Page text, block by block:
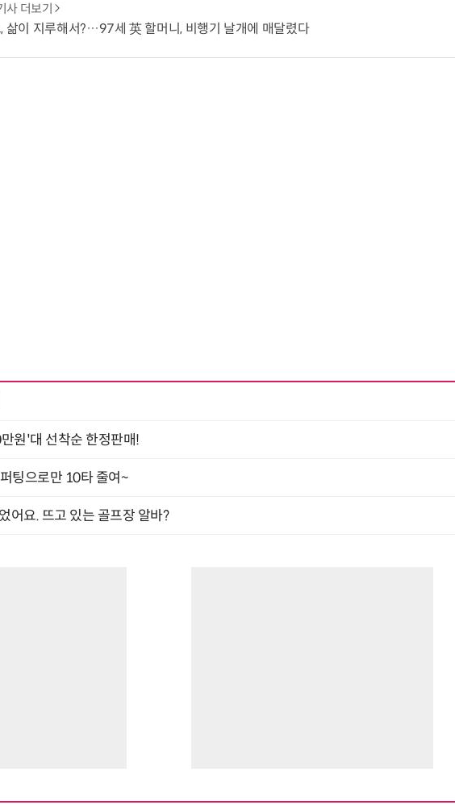
사 더보기
삶이 지루해서?…97세 英 할머니, 비행기 날개에 매달렸다
원'대 선착순 한정판매!
팅으로만 10타 줄여~
어요. 뜨고 있는 골프장 알바?